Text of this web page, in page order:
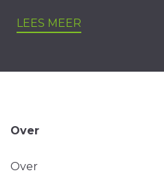
LEES MEER
Over
Over